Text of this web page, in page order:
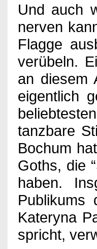
Und auch
nerven
Flagge
verübeln.
an diesem
eigentlich
tanzbare
Bochum
Goths, die
haben.
Publikums
Kateryna
spricht,